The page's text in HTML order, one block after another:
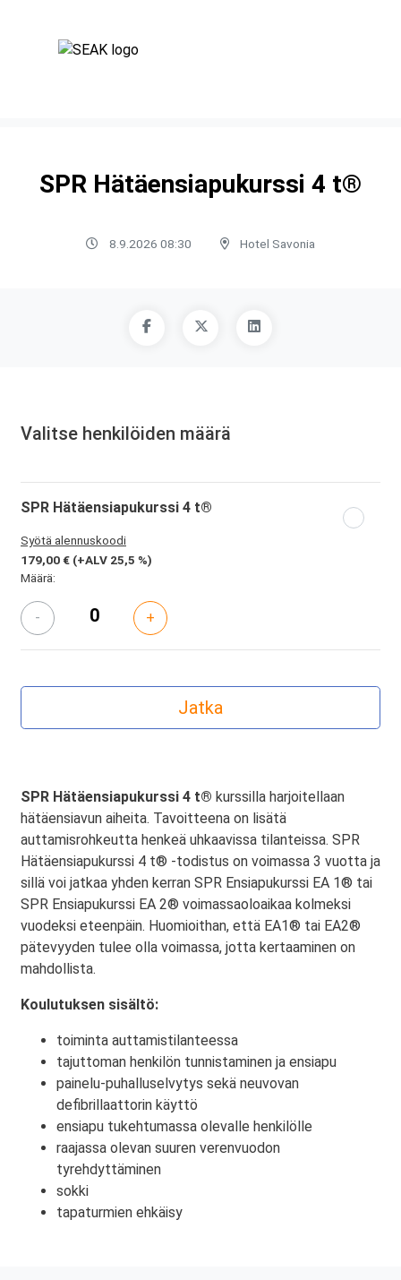
SPR Hätäensiapukurssi 4 t®
8.9.2026 08:30 Hotel Savonia
Valitse henkilöiden määrä
SPR Hätäensiapukurssi 4 t®
Syötä alennuskoodi
179,00 € (+ALV 25,5 %)
Määrä:
- +
SPR Hätäensiapukurssi 4 t® kurssilla harjoitellaan
hätäensiavun aiheita. Tavoitteena on lisätä
auttamisrohkeutta henkeä uhkaavissa tilanteissa. SPR
Hätäensiapukurssi 4 t® -todistus on voimassa 3 vuotta ja
sillä voi jatkaa yhden kerran SPR Ensiapukurssi EA 1® tai
SPR Ensiapukurssi EA 2® voimassaoloaikaa kolmeksi
vuodeksi eteenpäin. Huomioithan, että EA1® tai EA2®
pätevyyden tulee olla voimassa, jotta kertaaminen on
mahdollista.
Koulutuksen sisältö:
toiminta auttamistilanteessa
tajuttoman henkilön tunnistaminen ja ensiapu
painelu-puhalluselvytys sekä neuvovan
defibrillaattorin käyttö
ensiapu tukehtumassa olevalle henkilölle
raajassa olevan suuren verenvuodon
tyrehdyttäminen
sokki
tapaturmien ehkäisy